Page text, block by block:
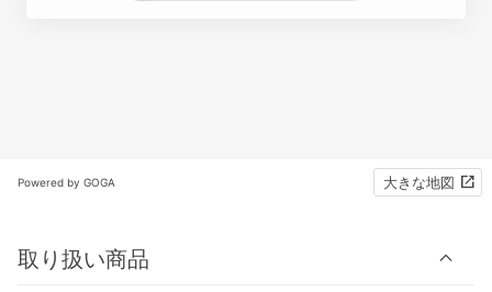
Powered by GOGA 大きな地図
取り扱い商品